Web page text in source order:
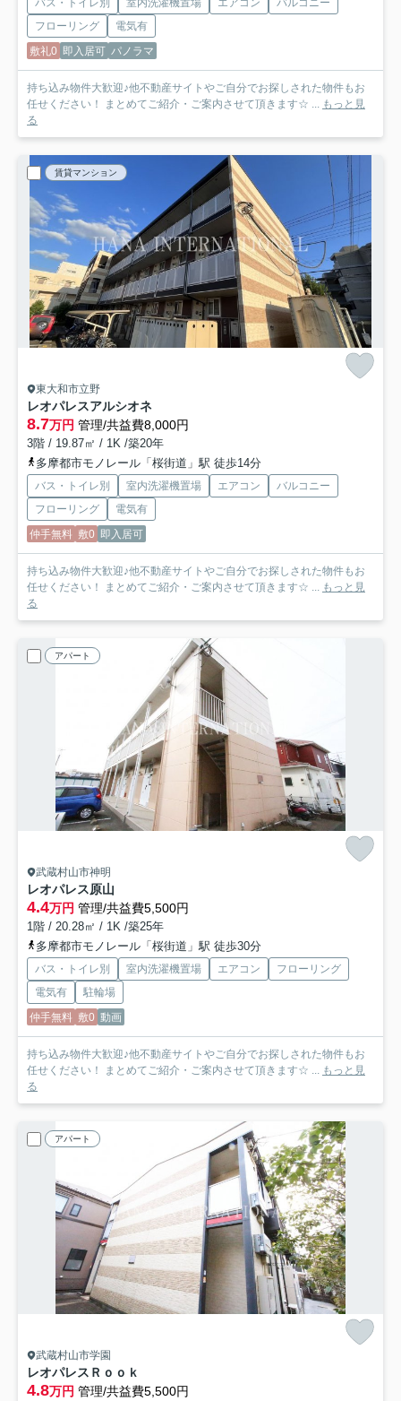
バス・トイレ別 室内洗濯機置場 エアコン
バルコニー
フローリング
電気有
敷礼0 即入居可 パノラマ
持ち込み物件大歓迎♪他不動産サイトやご自分でお探しされた物件もお
任せください！ まとめてご紹介・ご案内させて頂きます☆ ... もっと見
る
賃貸マンション
東大和市立野
レオパレスアルシオネ
8.7万円 管理/共益費8,000円
3階 / 19.87㎡ / 1K /築20年
多摩都市モノレール「桜街道」駅 徒歩14分
バス・トイレ別 室内洗濯機置場 エアコン
バルコニー
フローリング
電気有
仲手無料 敷0 即入居可
持ち込み物件大歓迎♪他不動産サイトやご自分でお探しされた物件もお
任せください！ まとめてご紹介・ご案内させて頂きます☆ ... もっと見
る
アパート
武蔵村山市神明
レオパレス原山
4.4万円 管理/共益費5,500円
1階 / 20.28㎡ / 1K /築25年
多摩都市モノレール「桜街道」駅 徒歩30分
バス・トイレ別 室内洗濯機置場 エアコン
フローリング
電気有
駐輪場
仲手無料 敷0 動画
持ち込み物件大歓迎♪他不動産サイトやご自分でお探しされた物件もお
任せください！ まとめてご紹介・ご案内させて頂きます☆ ... もっと見
る
アパート
武蔵村山市学園
レオパレスＲｏｏｋ
4.8万円 管理/共益費5,500円